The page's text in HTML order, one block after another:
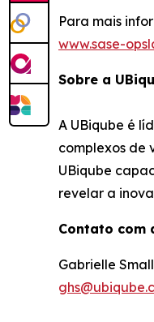
Para mais
www.sase-
Sobre a
A UBiqube é
complexos de
UBiqube
revelar a
Contato com
Gabrielle Small